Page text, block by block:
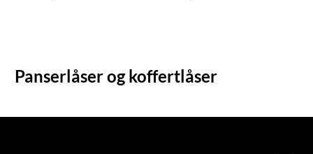
Panserlåser og koffertlåser